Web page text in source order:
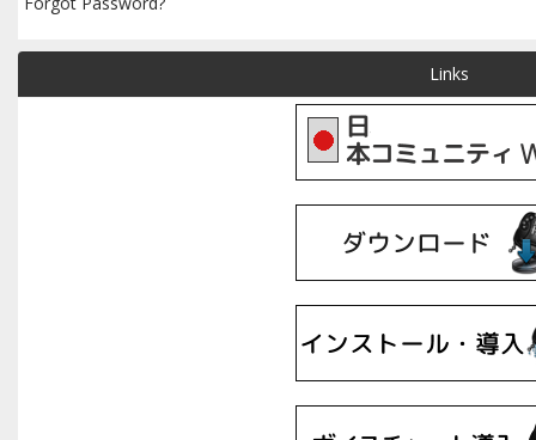
Links